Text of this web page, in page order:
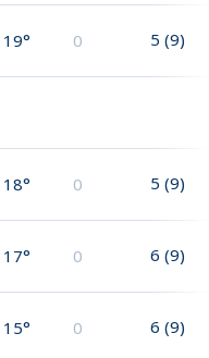
19° 0 5 (9)
18° 0 5 (9)
17° 0 6 (9)
15° 0 6 (9)